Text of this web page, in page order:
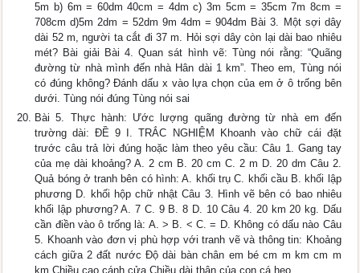
5m b) 6m = 60dm 40cm = 4dm c) 3m 5cm = 35cm 7m 8cm =
708cm d)5m 2dm = 52dm 9m 4dm = 904dm Bài 3. Một sợi dây
dài 52 m, người ta cắt đi 37 m. Hỏi sợi dây còn lại dài bao nhiêu
mét? Bài giải Bài 4. Quan sát hình vẽ: Tùng nói rằng: “Quãng
đường từ nhà mình đến nhà Hân dài 1 km”. Theo em, Tùng nói
có đúng không? Đánh dấu x vào lựa chọn của em ở ô trống bên
dưới. Tùng nói đúng Tùng nói sai
Bài 5. Thực hành: Ước lượng quãng đường từ nhà em đến
trường dài: ĐỀ 9 I. TRẮC NGHIỆM Khoanh vào chữ cái đặt
trước câu trả lời đúng hoặc làm theo yêu cầu: Câu 1. Gang tay
của mẹ dài khoảng? A. 2 cm B. 20 cm C. 2 m D. 20 dm Câu 2.
Quả bóng ở tranh bên có hình: A. khối trụ C. khối cầu B. khối lập
phương D. khối hộp chữ nhật Câu 3. Hình vẽ bên có bao nhiêu
khối lập phương? A. 7 C. 9 B. 8 D. 10 Câu 4. 20 km 20 kg. Dấu
cần điền vào ô trống là: A. > B. < C. = D. Không có dấu nào Câu
5. Khoanh vào đơn vị phù hợp với tranh vẽ và thông tin: Khoảng
cách giữa 2 đất nước Độ dài bàn chân em bé cm m km cm m
km Chiều cao cánh cửa Chiều dài thân của con cá heo